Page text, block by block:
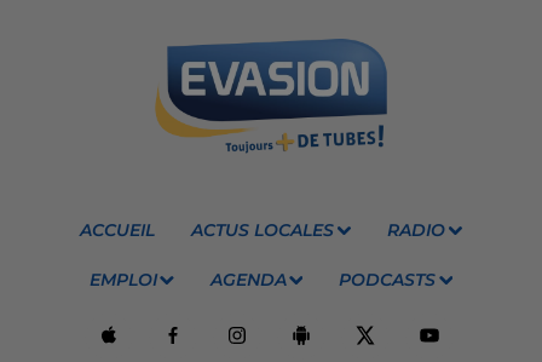
ACCUEIL ACTUS LOCALES RADIO
EMPLOI AGENDA PODCASTS